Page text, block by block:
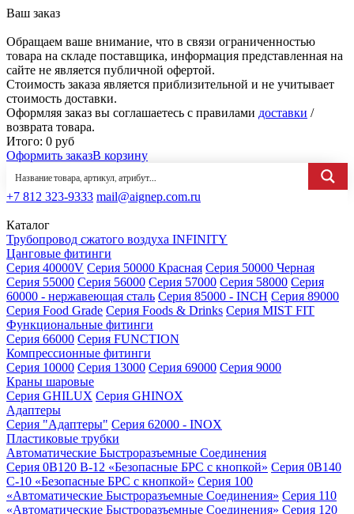
Ваш заказ
Обращаем ваше внимание, что в связи ограниченностью
товара на складе поставщика, информация представленная на
сайте не является публичной офертой.
Стоимость заказа является приблизительной и не учитывает
стоимость доставки.
Оформляя заказ вы соглашаетесь с правилами доставки /
возврата товара.
Итого: 0 руб
Оформить заказВ корзину
+7 812 323-9333 mail@aignep.com.ru
Каталог
Трубопровод сжатого воздуха INFINITY
Цанговые фитинги
Серия 40000V Серия 50000 Красная Серия 50000 Черная
Серия 55000 Серия 56000 Серия 57000 Серия 58000 Серия
60000 - нержавеющая сталь Серия 85000 - INCH Серия 89000
Серия Food Grade Серия Foods & Drinks Серия MIST FIT
Функциональные фитинги
Серия 66000 Серия FUNCTION
Компрессионные фитинги
Серия 10000 Серия 13000 Серия 69000 Серия 9000
Краны шаровые
Серия GHILUX Серия GHINOX
Адаптеры
Серия "Адаптеры" Серия 62000 - INOX
Пластиковые трубки
Автоматические Быстроразъемные Соединения
Серия 0B120 B-12 «Безопасные БРС с кнопкой» Серия 0B140
C-10 «Безопасные БРС с кнопкой» Серия 100
«Автоматические Быстроразъемные Соединения» Серия 110
«Автоматические Быстроразъемные Соединения» Серия 120